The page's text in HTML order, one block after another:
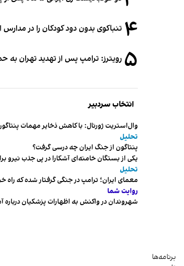
۴ تنباکوی بدون دود کودکان را در مدارس
۵ رویترز: ترامپ پس از تهدید تهران
انتخاب سردبیر
وال‌استریت ژورنال: با کاهش ذخایر مهمات
تحلیل
پنتاگون از جنگ ایران چه درسی گرفت؟
یکی از بستگان خامنه‌ای آشکارا در پی جذب
تحلیل
معمای ایران؛ ترامپ در جنگی گرفتار شده که
روایت شما
شهروندان در واکنش به اظهارات پزشکیان درباره
برنامه‌ها